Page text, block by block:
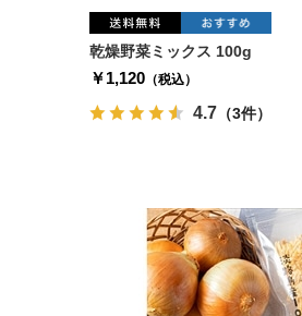
乾燥野菜ミックス 100g
￥1,120 （税込）
4.7 （3件）